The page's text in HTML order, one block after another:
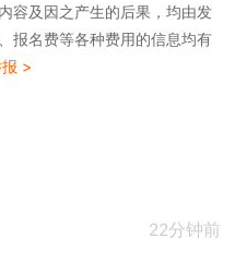
容及因之产生的后果，均由发
报名费等各种费用的信息均有
>
22分钟前